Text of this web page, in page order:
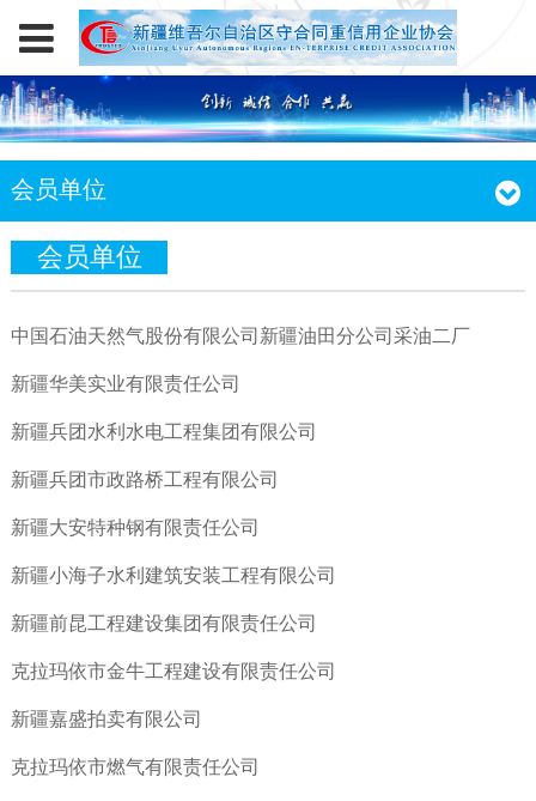
会员单位
会员单位
中国石油天然气股份有限公司新疆油田分公司采油二厂
新疆华美实业有限责任公司
新疆兵团水利水电工程集团有限公司
新疆兵团市政路桥工程有限公司
新疆大安特种钢有限责任公司
新疆小海子水利建筑安装工程有限公司
新疆前昆工程建设集团有限责任公司
克拉玛依市金牛工程建设有限责任公司
新疆嘉盛拍卖有限公司
克拉玛依市燃气有限责任公司